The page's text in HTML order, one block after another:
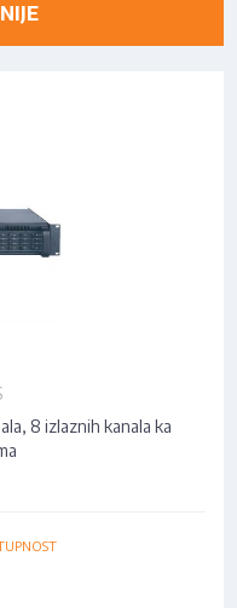
8 izlaznih kanala ka